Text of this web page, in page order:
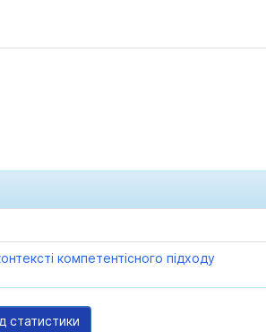
компетентісного підходу
статистики